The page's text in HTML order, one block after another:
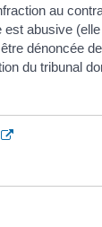
au
est abusive
dénoncée
du tribunal